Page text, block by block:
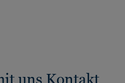
uns Kontakt